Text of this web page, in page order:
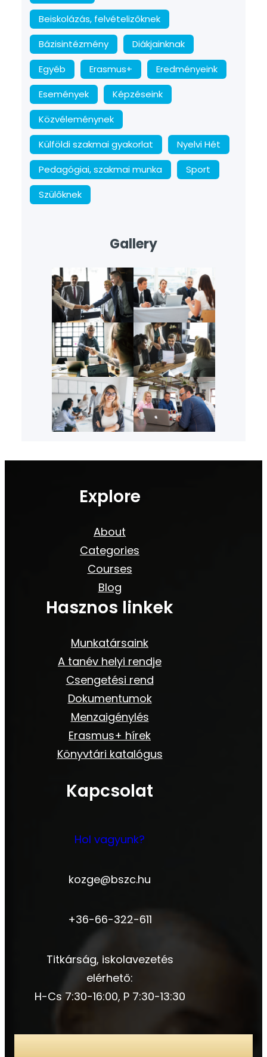
Beiskolázás, felvételizőknek
Bázisintézmény
Diákjainknak
Egyéb
Erasmus+
Eredményeink
Események
Képzéseink
Közvéleménynek
Külföldi szakmai gyakorlat
Nyelvi Hét
Pedagógiai, szakmai munka
Sport
Szülőknek
Gallery
Explore
About
Categories
Courses
Blog
Hasznos linkek
Munkatársaink
A tanév helyi rendje
Csengetési rend
Dokumentumok
Menzaigénylés
Erasmus+ hírek
Könyvtári katalógus
Kapcsolat
Hol vagyunk?
kozge@bszc.hu
+36-66-322-611
Titkárság, iskolavezetés
elérhető:
H-Cs 7:30-16:00, P 7:30-13:30